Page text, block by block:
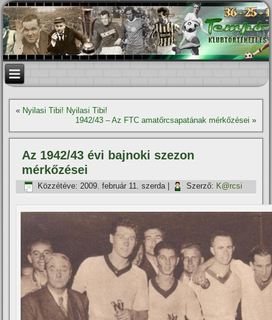
« Nyilasi Tibi! Nyilasi Tibi!
1942/43 – Az FTC amatőrcsapatának mérkőzései »
Az 1942/43 évi bajnoki szezon
mérkőzései
Közzétéve: 2009. február 11. szerda| Szerző: K@rcsi